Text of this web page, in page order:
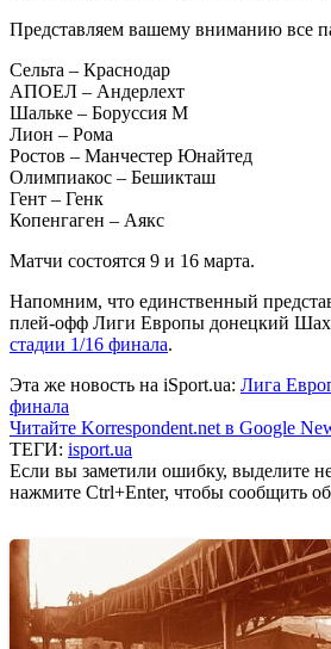
Представляем вашему вниманию все
Сельта – Краснодар
АПОЕЛ – Андерлехт
Шальке – Боруссия М
Лион – Рома
Ростов – Манчестер Юнайтед
Олимпиакос – Бешикташ
Гент – Генк
Копенгаген – Аякс
Матчи состоятся 9 и 16 марта.
Напомним, что единственный
плей-офф Лиги Европы донецкий
стадии 1/16 финала.
Эта же новость на iSport.ua: Лига
финала
Читайте Korrespondent.net в Google
ТЕГИ: isport.ua
Если вы заметили ошибку, выделите
нажмите Ctrl+Enter, чтобы сообщить